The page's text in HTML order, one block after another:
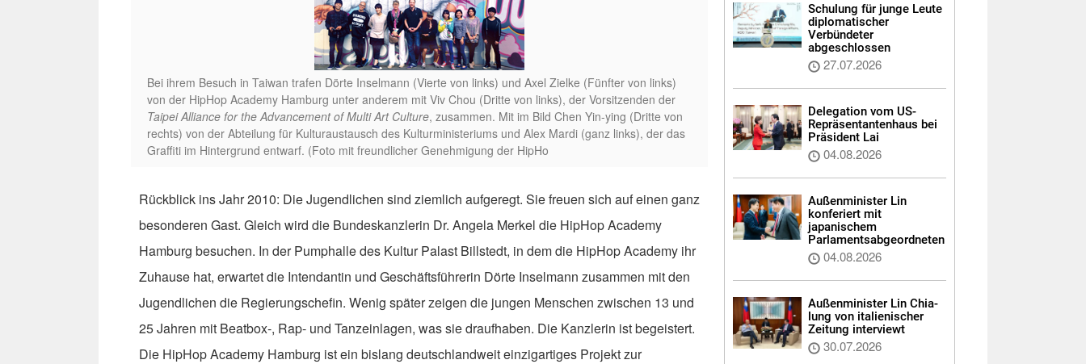
Bei ihrem Besuch in Taiwan trafen Dörte Inselmann (Vierte von links) und Axel Zielke (Fünfter von links)
von der HipHop Academy Hamburg unter anderem mit Viv Chou (Dritte von links), der Vorsitzenden der
Taipei Alliance for the Advancement of Multi Art Culture, zusammen. Mit im Bild Chen Yin-ying (Dritte von
rechts) von der Abteilung für Kulturaustausch des Kulturministeriums und Alex Mardi (ganz links), der das
Graffiti im Hintergrund entwarf. (Foto mit freundlicher Genehmigung der HipHo
Rückblick ins Jahr 2010: Die Jugendlichen sind ziemlich aufgeregt. Sie freuen sich auf einen ganz
besonderen Gast. Gleich wird die Bundeskanzlerin Dr. Angela Merkel die HipHop Academy
Hamburg besuchen. In der Pumphalle des Kultur Palast Billstedt, in dem die HipHop Academy ihr
Zuhause hat, erwartet die Intendantin und Geschäftsführerin Dörte Inselmann zusammen mit den
Jugendlichen die Regierungschefin. Wenig später zeigen die jungen Menschen zwischen 13 und
25 Jahren mit Beatbox-, Rap- und Tanzeinlagen, was sie draufhaben. Die Kanzlerin ist begeistert.
Die HipHop Academy Hamburg ist ein bislang deutschlandweit einzigartiges Projekt zur
Schulung für junge Leute
diplomatischer
Verbündeter
abgeschlossen
27.07.2026
Delegation vom US-
Repräsentantenhaus bei
Präsident Lai
04.08.2026
Außenminister Lin
konferiert mit
japanischem
Parlamentsabgeordneten
04.08.2026
Außenminister Lin Chia-
lung von italienischer
Zeitung interviewt
30.07.2026